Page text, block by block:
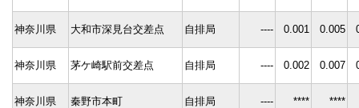
神奈川県 大和市深見台交差点 自排局 ---- 0.001 0.005
神奈川県 茅ケ崎駅前交差点 自排局 ---- 0.002 0.007
神奈川県 秦野市本町 自排局 ---- **** ****